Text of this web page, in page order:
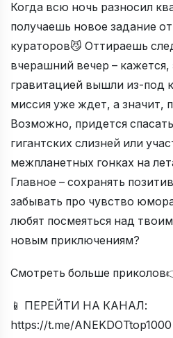
Когда всю ночь разносил
получаешь новое задание
кураторов😼 Оттираешь
вчерашний вечер –
гравитацией вышли из-под
миссия уже ждет, а значит,
Возможно, придется
гигантских слизней или
межпланетных гонках на
Главное – сохранять
забывать про чувство
любят посмеяться над
новым приключениям?
Смотреть больше
📱 ПЕРЕЙТИ НА КАНАЛ:
https://t.me/ANEKDOTtop1000